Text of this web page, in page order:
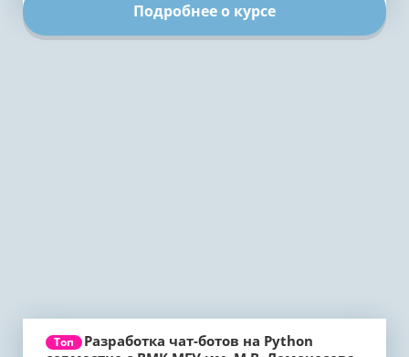
Подробнее о курсе
Топ
Разработка чат-ботов на Python